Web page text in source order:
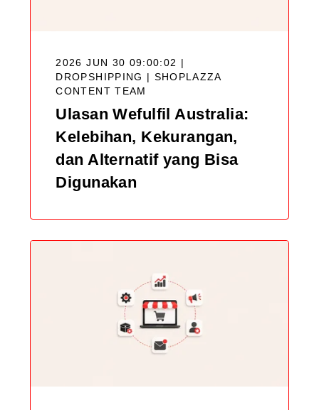
2026 JUN 30 09:00:02 |
DROPSHIPPING | SHOPLAZZA
CONTENT TEAM
Ulasan Wefulfil Australia:
Kelebihan, Kekurangan,
dan Alternatif yang Bisa
Digunakan